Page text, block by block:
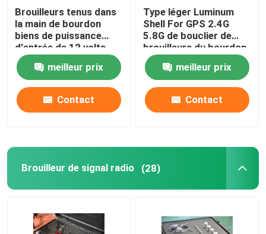
Brouilleur satellite de signal
Brouilleur tactique
Brouilleur de communication
Brouilleur à haute fréquence
brouilleur de VHF de fréquence ultra-haute
Anti système de bourdon
Brouilleurs tenus dans
la main de bourdon
biens de puissance
d'entrée de 12 volts
continu pour
ISM/JAMBON/GNSS
GLONASS
meilleur prix
Contact
Type léger Luminum
Shell For GPS 2.4G
5.8G de bouclier de
brouilleurs du bourdon
40W
meilleur prix
Contact
Brouilleur de signal radio (28)